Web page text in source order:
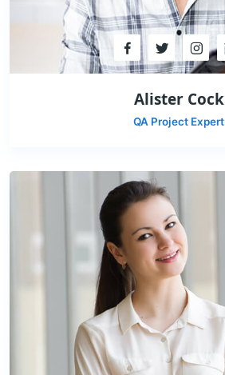
Alister Cock
QA Project Expert